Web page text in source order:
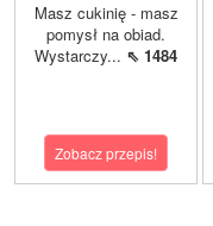
Masz cukinię - masz
pomysł na obiad.
Wystarczy... ⇖ 1484
Zobacz przepis!